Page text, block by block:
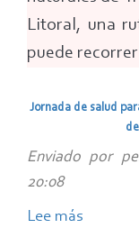
Litoral
(Huelva)
Litoral, una
puede
Jornada de salud
Enviado por
20:08
Lee más